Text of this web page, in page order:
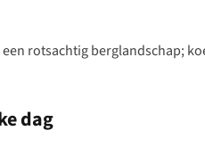
dag